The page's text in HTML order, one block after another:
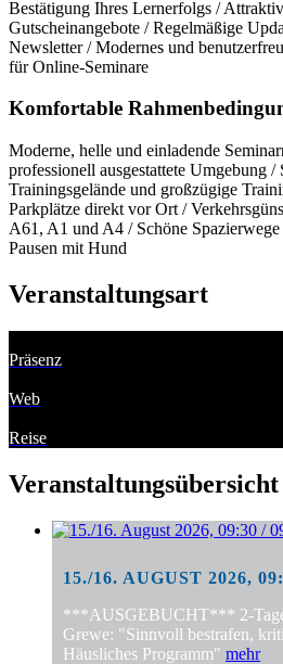
Bestätigung Ihres Lernerfolgs /
Gutscheinangebote / Regelmäßige
Newsletter / Modernes und
für Online-Seminare
Komfortable
Moderne, helle und einladende
professionell ausgestattete Umgebung /
Trainingsgelände und großzügige
Parkplätze direkt vor Ort /
A61, A1 und A4 / Schöne
Pausen mit Hund
Veranstaltungsart
Präsenz
Web
Reise
Veranstaltungsübersicht
15./16. AUGUST 2026,
***AUSGEBUCHT*** 2-
Grewe: "Sinnvoll bestrafen,
Häusliches Programm" mehr